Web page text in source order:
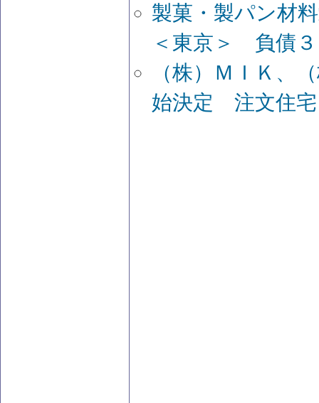
製菓・製パン材
＜東京＞ 負債
（株）ＭＩＫ、
始決定 注文住